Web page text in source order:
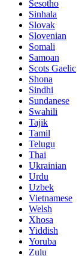
Sesotho
Sinhala
Slovak
Slovenian
Somali
Samoan
Scots Gaelic
Shona
Sindhi
Sundanese
Swahili
Tajik
Tamil
Telugu
Thai
Ukrainian
Urdu
Uzbek
Vietnamese
Welsh
Xhosa
Yiddish
Yoruba
Zulu